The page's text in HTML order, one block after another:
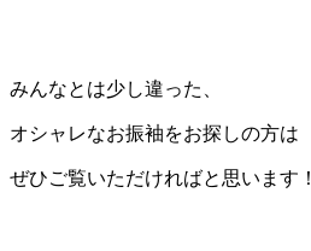
みんなとは少し違った、
オシャレなお振袖をお探しの方は
ぜひご覧いただければと思います！